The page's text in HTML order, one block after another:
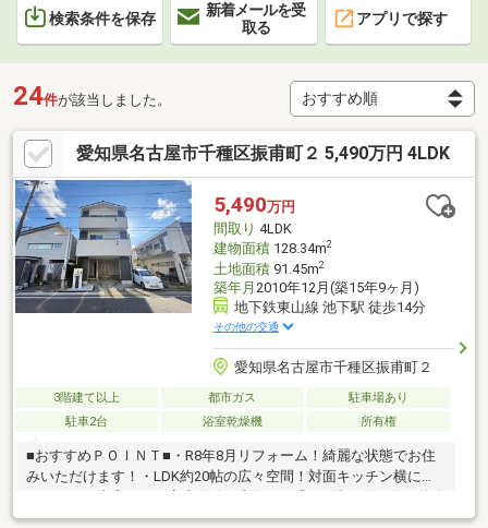
検索条件を保存
新着メールを受
取る
アプリで探す
24件が該当しました。
愛知県名古屋市千種区振甫町２ 5,490万円 4LDK
5,490万円
間取り 4LDK
建物面積128.34m2
土地面積91.45m2
築年月 2010年12月(築15年9ヶ月)
地下鉄東山線 池下駅 徒歩14分
その他の交通
愛知県名古屋市千種区振甫町２
3階建て以上 都市ガス
駐車場あり
駐車2台
浴室乾燥機 所有権
■おすすめＰＯＩＮＴ■・R8年8月リフォーム！綺麗な状態でお住
みいただけます！・LDK約20帖の広々空間！対面キッチン横にパ
や隣家の視線を気にせずプライバシーを保てます♪・リビング階段